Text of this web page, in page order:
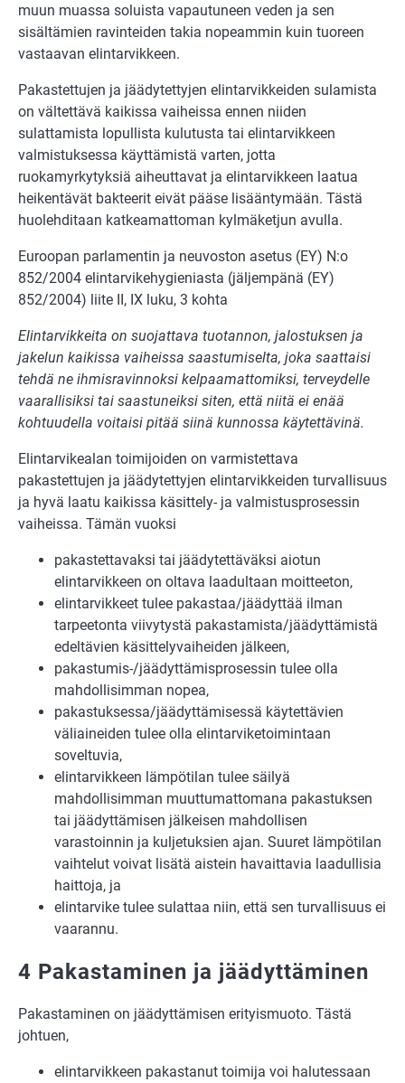
muun muassa soluista vapautuneen veden ja sen
sisältämien ravinteiden takia nopeammin kuin tuoreen
vastaavan elintarvikkeen.
Pakastettujen ja jäädytettyjen elintarvikkeiden sulamista
on vältettävä kaikissa vaiheissa ennen niiden
sulattamista lopullista kulutusta tai elintarvikkeen
valmistuksessa käyttämistä varten, jotta
ruokamyrkytyksiä aiheuttavat ja elintarvikkeen laatua
heikentävät bakteerit eivät pääse lisääntymään. Tästä
huolehditaan katkeamattoman kylmäketjun avulla.
Euroopan parlamentin ja neuvoston asetus (EY) N:o
852/2004 elintarvikehygieniasta (jäljempänä (EY)
852/2004) liite II, IX luku, 3 kohta
Elintarvikkeita on suojattava tuotannon, jalostuksen ja
jakelun kaikissa vaiheissa saastumiselta, joka saattaisi
tehdä ne ihmisravinnoksi kelpaamattomiksi, terveydelle
vaarallisiksi tai saastuneiksi siten, että niitä ei enää
kohtuudella voitaisi pitää siinä kunnossa käytettävinä.
Elintarvikealan toimijoiden on varmistettava
pakastettujen ja jäädytettyjen elintarvikkeiden turvallisuus
ja hyvä laatu kaikissa käsittely- ja valmistusprosessin
vaiheissa. Tämän vuoksi
pakastettavaksi tai jäädytettäväksi aiotun
elintarvikkeen on oltava laadultaan moitteeton,
elintarvikkeet tulee pakastaa/jäädyttää ilman
tarpeetonta viivytystä pakastamista/jäädyttämistä
edeltävien käsittelyvaiheiden jälkeen,
pakastumis-/jäädyttämisprosessin tulee olla
mahdollisimman nopea,
pakastuksessa/jäädyttämisessä käytettävien
väliaineiden tulee olla elintarviketoimintaan
soveltuvia,
elintarvikkeen lämpötilan tulee säilyä
mahdollisimman muuttumattomana pakastuksen
tai jäädyttämisen jälkeisen mahdollisen
varastoinnin ja kuljetuksien ajan. Suuret lämpötilan
vaihtelut voivat lisätä aistein havaittavia laadullisia
haittoja, ja
elintarvike tulee sulattaa niin, että sen turvallisuus ei
vaarannu.
4 Pakastaminen ja jäädyttäminen
Pakastaminen on jäädyttämisen erityismuoto. Tästä
johtuen,
elintarvikkeen pakastanut toimija voi halutessaan